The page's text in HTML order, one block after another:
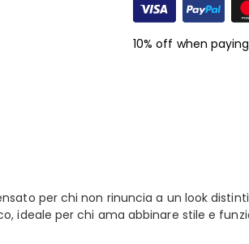
10% off when
per chi non rinuncia a un look
ideale per chi ama abbinare stile e